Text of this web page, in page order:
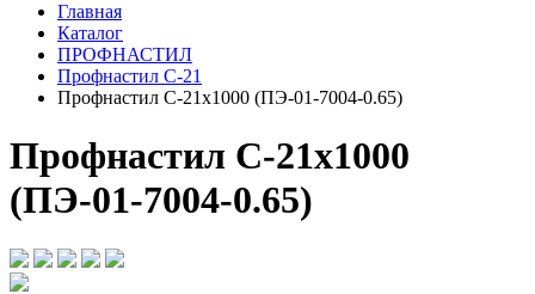
Главная
Каталог
ПРОФНАСТИЛ
Профнастил С-21
Профнастил С-21х1000 (ПЭ-01-7004-0.65)
Профнастил С-21х1000
(ПЭ-01-7004-0.65)